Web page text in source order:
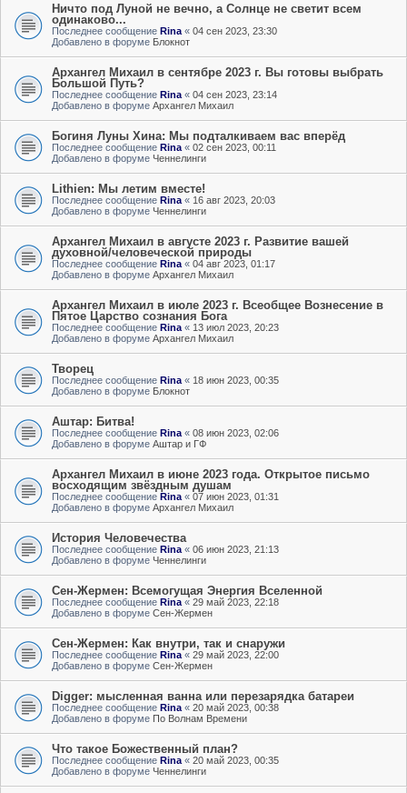
Ничто под Луной не вечно, а Солнце не светит всем
одинаково...
Последнее сообщение Rina « 04 сен 2023, 23:30
Добавлено в форуме Блокнот
Архангел Михаил в сентябре 2023 г. Вы готовы выбрать
Большой Путь?
Последнее сообщение Rina « 04 сен 2023, 23:14
Добавлено в форуме Архангел Михаил
Богиня Луны Хина: Мы подталкиваем вас вперёд
Последнее сообщение Rina « 02 сен 2023, 00:11
Добавлено в форуме Ченнелинги
Lithien: Мы летим вместе!
Последнее сообщение Rina « 16 авг 2023, 20:03
Добавлено в форуме Ченнелинги
Архангел Михаил в августе 2023 г. Развитие вашей
духовной/человеческой природы
Последнее сообщение Rina « 04 авг 2023, 01:17
Добавлено в форуме Архангел Михаил
Архангел Михаил в июле 2023 г. Всеобщее Вознесение в
Пятое Царство сознания Бога
Последнее сообщение Rina « 13 июл 2023, 20:23
Добавлено в форуме Архангел Михаил
Творец
Последнее сообщение Rina « 18 июн 2023, 00:35
Добавлено в форуме Блокнот
Аштар: Битва!
Последнее сообщение Rina « 08 июн 2023, 02:06
Добавлено в форуме Аштар и ГФ
Архангел Михаил в июне 2023 года. Открытое письмо
восходящим звёздным душам
Последнее сообщение Rina « 07 июн 2023, 01:31
Добавлено в форуме Архангел Михаил
История Человечества
Последнее сообщение Rina « 06 июн 2023, 21:13
Добавлено в форуме Ченнелинги
Сен-Жермен: Всемогущая Энергия Вселенной
Последнее сообщение Rina « 29 май 2023, 22:18
Добавлено в форуме Сен-Жермен
Сен-Жермен: Как внутри, так и снаружи
Последнее сообщение Rina « 29 май 2023, 22:00
Добавлено в форуме Сен-Жермен
Digger: мысленная ванна или перезарядка батареи
Последнее сообщение Rina « 20 май 2023, 00:38
Добавлено в форуме По Волнам Времени
Что такое Божественный план?
Последнее сообщение Rina « 20 май 2023, 00:35
Добавлено в форуме Ченнелинги